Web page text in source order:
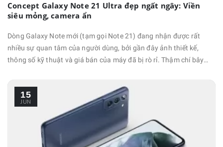
Concept Galaxy Note 21 Ultra đẹp ngất ngây: Viền
siêu mỏng, camera ẩn
Dòng Galaxy Note mới (tạm gọi Note 21) đang nhận được rất
nhiều sự quan tâm của người dùng, bởi gần đây ảnh thiết kế,
thông số kỹ thuật và giá bán của máy đã bị rò rỉ. Thậm chí bây
Note 21 Ultra bao đẹp, khiến cộng đồng mạng thích mê. Hình ảnh
15
JUN